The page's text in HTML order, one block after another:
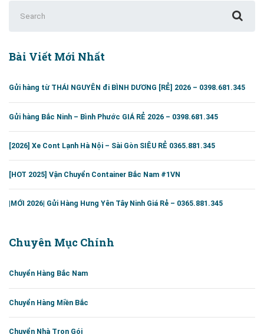
for:
Bài Viết Mới Nhất
Gửi hàng từ THÁI NGUYÊN đi BÌNH DƯƠNG [RẺ] 2026 – 0398.681.345
Gửi hàng Bắc Ninh – Bình Phước GIÁ RẺ 2026 – 0398.681.345
[2026] Xe Cont Lạnh Hà Nội – Sài Gòn SIÊU RẺ 0365.881.345
[HOT 2025] Vận Chuyển Container Bắc Nam #1VN
|MỚI 2026| Gửi Hàng Hưng Yên Tây Ninh Giá Rẻ – 0365.881.345
Chuyên Mục Chính
Chuyển Hàng Bắc Nam
Chuyển Hàng Miền Bắc
Chuyển Nhà Trọn Gói